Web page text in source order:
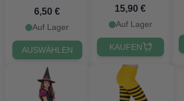
6,50 €
Auf Lager
AUSWÄHLEN
6 Teile
15,90 €
Auf Lager
KAUFEN